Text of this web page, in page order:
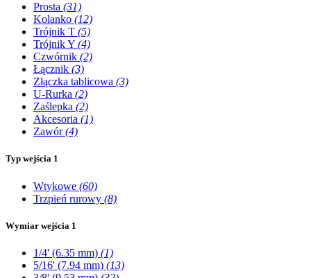
Prosta (31)
Kolanko (12)
Trójnik T (5)
Trójnik Y (4)
Czwórnik (2)
Łącznik (3)
Złączka tablicowa (3)
U-Rurka (2)
Zaślepka (2)
Akcesoria (1)
Zawór (4)
Typ wejścia 1
Wtykowe (60)
Trzpień rurowy (8)
Wymiar wejścia 1
1/4' (6.35 mm) (1)
5/16' (7.94 mm) (13)